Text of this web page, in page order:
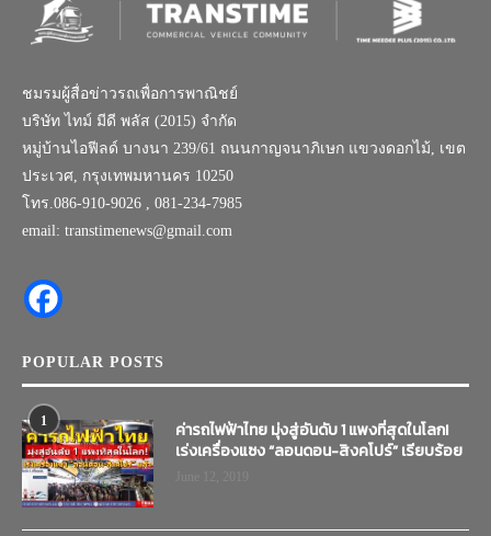
ชมรมผู้สื่อข่าวรถเพื่อการพาณิชย์
บริษัท ไทม์ มีดี พลัส (2015) จำกัด
หมู่บ้านไอฟีลด์ บางนา 239/61 ถนนกาญจนาภิเษก แขวงดอกไม้, เขต
ประเวศ, กรุงเทพมหานคร 10250
โทร.086-910-9026 , 081-234-7985
email: transtimenews@gmail.com
POPULAR POSTS
1
ค่ารถไฟฟ้าไทย มุ่งสู่อันดับ 1 แพงที่สุดในโลก!
เร่งเครื่องแซง “ลอนดอน-สิงคโปร์” เรียบร้อย